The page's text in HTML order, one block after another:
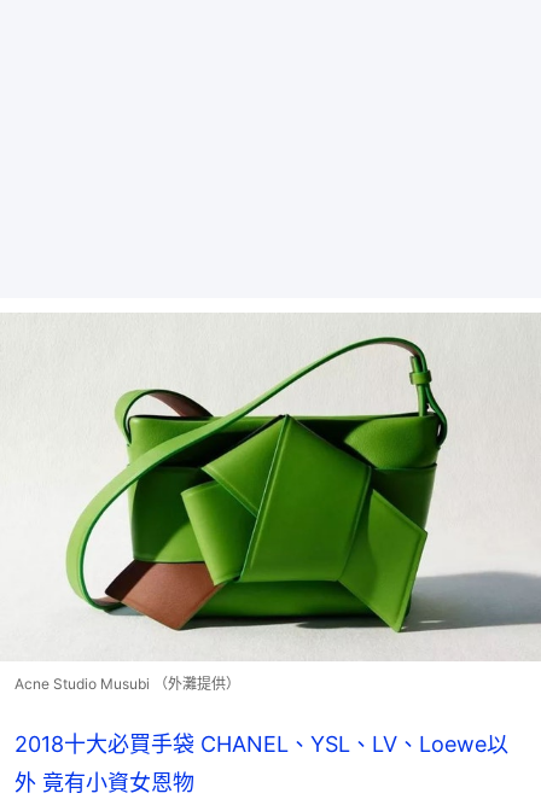
Acne Studio Musubi （外灘提供）
2018十大必買手袋 CHANEL、YSL、LV、Loewe以
外 竟有小資女恩物